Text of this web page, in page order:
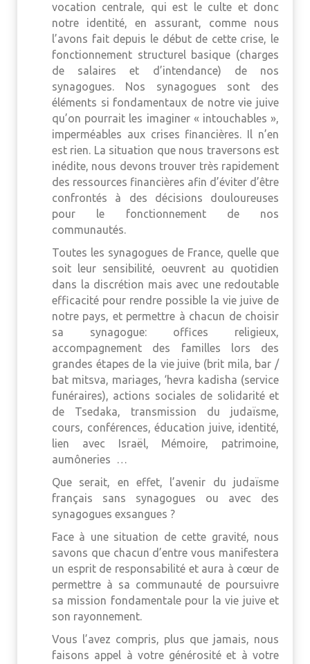
vocation centrale, qui est le culte et donc
notre identité, en assurant, comme nous
l’avons fait depuis le début de cette crise, le
fonctionnement structurel basique (charges
de salaires et d’intendance) de nos
synagogues. Nos synagogues sont des
éléments si fondamentaux de notre vie juive
qu’on pourrait les imaginer « intouchables »,
imperméables aux crises financières. Il n’en
est rien. La situation que nous traversons est
inédite, nous devons trouver très rapidement
des ressources financières afin d’éviter d’être
confrontés à des décisions douloureuses
pour le fonctionnement de nos
communautés.
Toutes les synagogues de France, quelle que
soit leur sensibilité, oeuvrent au quotidien
dans la discrétion mais avec une redoutable
efficacité pour rendre possible la vie juive de
notre pays, et permettre à chacun de choisir
sa synagogue: offices religieux,
accompagnement des familles lors des
grandes étapes de la vie juive (brit mila, bar /
bat mitsva, mariages, ‘hevra kadisha (service
funéraires), actions sociales de solidarité et
de Tsedaka, transmission du judaïsme,
cours, conférences, éducation juive, identité,
lien avec Israël, Mémoire, patrimoine,
aumôneries …
Que serait, en effet, l’avenir du judaïsme
français sans synagogues ou avec des
synagogues exsangues ?
Face à une situation de cette gravité, nous
savons que chacun d’entre vous manifestera
un esprit de responsabilité et aura à cœur de
permettre à sa communauté de poursuivre
sa mission fondamentale pour la vie juive et
son rayonnement.
Vous l’avez compris, plus que jamais, nous
faisons appel à votre générosité et à votre